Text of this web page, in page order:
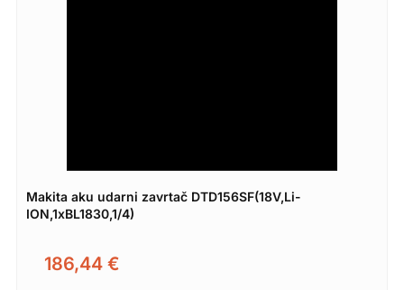
Makita aku udarni zavrtač DTD156SF(18V,Li-
ION,1xBL1830,1/4)
186,44 €